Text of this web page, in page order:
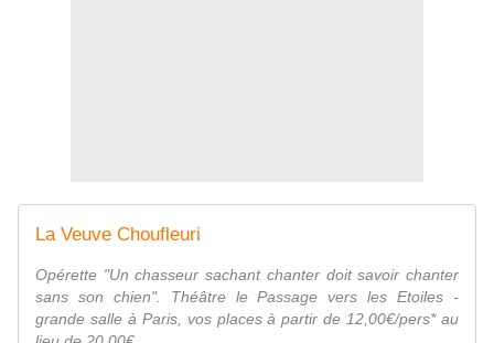
La Veuve Choufleuri
Opérette "Un chasseur sachant chanter doit savoir chanter
sans son chien". Théâtre le Passage vers les Etoiles -
grande salle à Paris, vos places à partir de 12,00€/pers* au